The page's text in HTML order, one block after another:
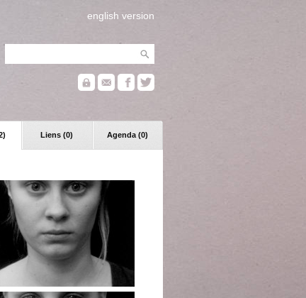
english version
Liens (0) Agenda (0)